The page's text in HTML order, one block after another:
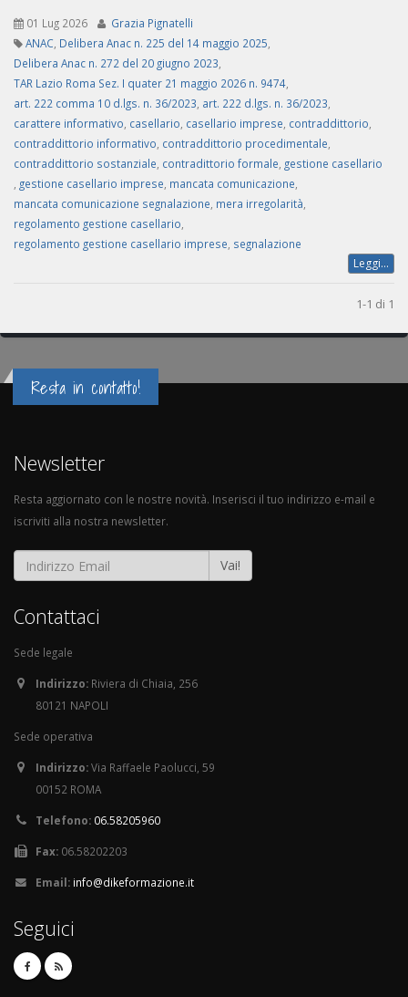
01 Lug 2026
Grazia Pignatelli
ANAC Delibera Anac n. 225 del 14 maggio 2025
Delibera Anac n. 272 del 20 giugno 2023
TAR Lazio Roma Sez. I quater 21 maggio 2026 n. 9474
art. 222 comma 10 d.lgs. n. 36/2023 art. 222 d.lgs. n. 36/2023
carattere informativo casellario casellario imprese contraddittorio
contraddittorio informativo contraddittorio procedimentale
contraddittorio sostanziale contradittorio formale gestione casellario
gestione casellario imprese mancata comunicazione
mancata comunicazione segnalazione mera irregolarità
regolamento gestione casellario
regolamento gestione casellario imprese segnalazione
Leggi...
1-1 di 1
Resta in contatto!
Newsletter
Resta aggiornato con le nostre novità. Inserisci il tuo indirizzo e-mail e
iscriviti alla nostra newsletter.
Vai!
Contattaci
Sede legale
Indirizzo: Riviera di Chiaia, 256
80121 NAPOLI
Sede operativa
Indirizzo:Via Raffaele Paolucci, 59
00152 ROMA
Telefono: 06.58205960
Fax: 06.58202203
Email: info@dikeformazione.it
Seguici